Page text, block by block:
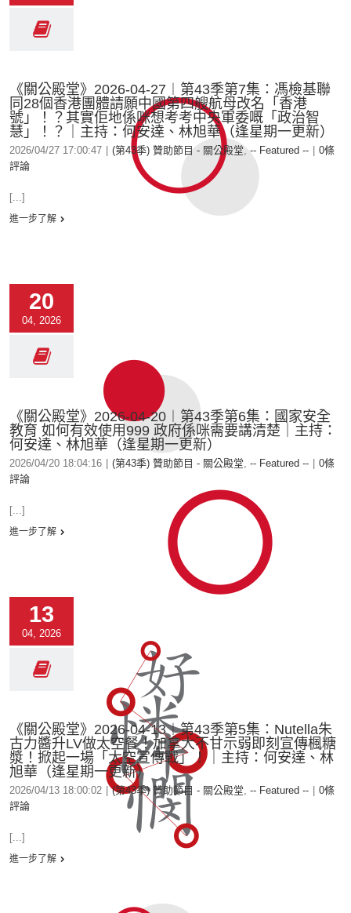
《關公殿堂》2026-04-27︱第43季第7集：馮檢基聯
同28個香港團體請願中國第四艘航母改名「香港
號」！？其實佢地係咪想考考中央軍委嘅「政治智
慧」！？｜主持：何安達、林旭華（逢星期一更新）
2026/04/27 17:00:47 (第43季) 贊助節目 - 關公殿堂,-- Featured --
0條
評論
[...]
進一步了解
20
04, 2026
《關公殿堂》2026-04-20︱第43季第6集：國家安全
教育 如何有效使用999 政府係咪需要講清楚｜主持：
何安達、林旭華（逢星期一更新）
2026/04/20 18:04:16 (第43季) 贊助節目 - 關公殿堂, -- Featured --
0條
評論
[...]
進一步了解
13
04, 2026
《關公殿堂》2026-04-13︱第43季第5集：Nutella朱
古力醬升LV做太空餐！加拿大不甘示弱即刻宣傳楓糖
漿！掀起一場「太空宣傳戰」！｜主持：何安達、林
旭華（逢星期一更新）
2026/04/13 18:00:02 (第43季) 贊助節目 - 關公殿堂, -- Featured --
0條
評論
[...]
進一步了解